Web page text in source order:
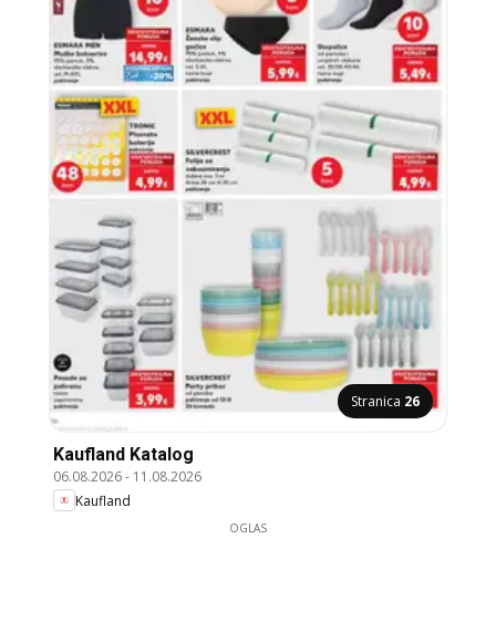
Stranica 26
Kaufland Katalog
06.08.2026- 11.08.2026
Kaufland
OGLAS